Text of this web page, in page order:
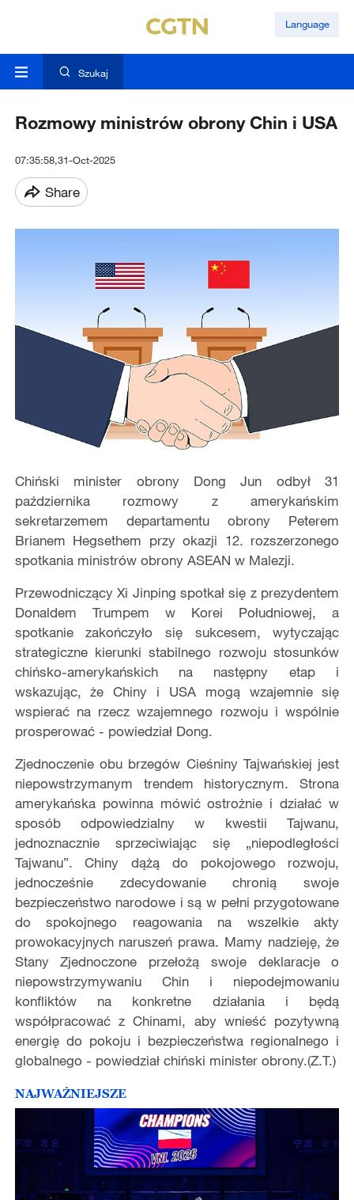
Language
Szukaj
Rozmowy ministrów obrony Chin i USA
07:35:58,31-Oct-2025
Share
Chiński minister obrony Dong Jun odbył 31
października rozmowy z amerykańskim
sekretarzemem departamentu obrony Peterem
Brianem Hegsethem przy okazji 12. rozszerzonego
spotkania ministrów obrony ASEAN w Malezji.
Przewodniczący Xi Jinping spotkał się z prezydentem
Donaldem Trumpem w Korei Południowej, a
spotkanie zakończyło się sukcesem, wytyczając
strategiczne kierunki stabilnego rozwoju stosunków
chińsko-amerykańskich na następny etap i
wskazując, że Chiny i USA mogą wzajemnie się
wspierać na rzecz wzajemnego rozwoju i wspólnie
prosperować - powiedział Dong.
Zjednoczenie obu brzegów Cieśniny Tajwańskiej jest
niepowstrzymanym trendem historycznym. Strona
amerykańska powinna mówić ostrożnie i działać w
sposób odpowiedzialny w kwestii Tajwanu,
jednoznacznie sprzeciwiając się „niepodległości
Tajwanu”. Chiny dążą do pokojowego rozwoju,
jednocześnie zdecydowanie chronią swoje
bezpieczeństwo narodowe i są w pełni przygotowane
do spokojnego reagowania na wszelkie akty
prowokacyjnych naruszeń prawa. Mamy nadzieję, że
Stany Zjednoczone przełożą swoje deklaracje o
niepowstrzymywaniu Chin i niepodejmowaniu
konfliktów na konkretne działania i będą
współpracować z Chinami, aby wnieść pozytywną
energię do pokoju i bezpieczeństwa regionalnego i
globalnego - powiedział chiński minister obrony.(Z.T.)
NAJWAŻNIEJSZE